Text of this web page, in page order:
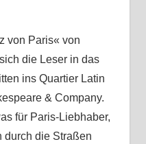
von Paris« von
die Leser in das
ins Quartier Latin
& Company.
für Paris-Liebhaber,
durch die Straßen